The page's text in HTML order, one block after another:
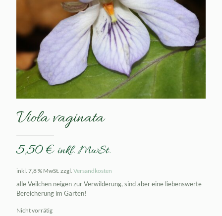
Viola vaginata
5,50€ inkl. MwSt.
inkl. 7,8 % MwSt. zzgl. Versandkosten
alle Veilchen neigen zur Verwilderung, sind aber eine liebenswerte
Bereicherung im Garten!
Nicht vorrätig